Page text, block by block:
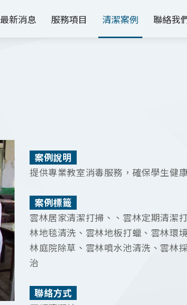
最新消息 服務項目 清潔案例 聯絡我
案例說明
提供專業教室消毒服務，確保學生健
案例標籤
雲林居家清潔打掃、、雲林定期清潔
林地毯清洗、雲林地板打蠟、雲林環
林庭院除草、雲林噴水池清洗、雲林
治
聯絡方式